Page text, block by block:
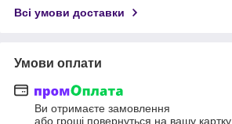
Всі умови доставки
Умови оплати
Ви отримаєте замовлення
або гроші повернуться на вашу картку